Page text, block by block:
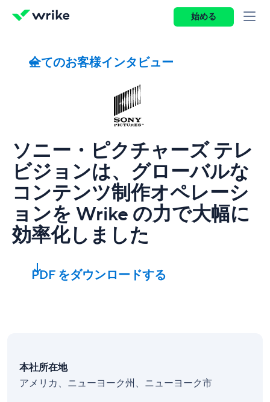
始める
全てのお客様インタビュー
ソニー・ピクチャーズ テレ
ビジョンは、グローバルな
コンテンツ制作オペレーシ
ョンを Wrike の力で大幅に
効率化しました
PDF をダウンロードする
本社所在地
アメリカ、ニューヨーク州、ニューヨーク市